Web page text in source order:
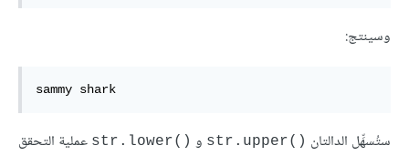
وسينتج:
sammy shark
ستُسهِّل الدالتان str.upper()‎ و str.lower()‎ عملية التحقق